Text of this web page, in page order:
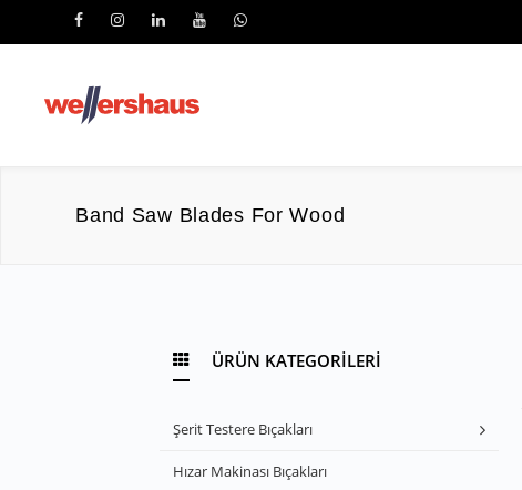
Band Saw Blades For Wood
ÜRÜN KATEGORİLERİ
Şerit Testere Bıçakları
Hızar Makinası Bıçakları